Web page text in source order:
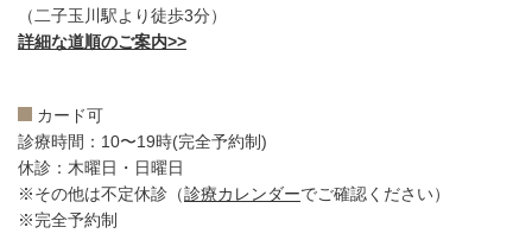
（二子玉川駅より徒歩3分）
詳細な道順のご案内>>
カード可
診療時間：10〜19時(完全予約制)
休診：木曜日・日曜日
※その他は不定休診（診療カレンダーでご確認ください）
※完全予約制